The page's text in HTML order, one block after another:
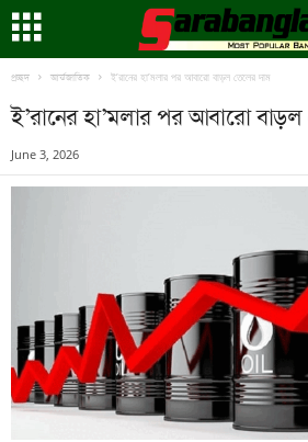
প্রচ্ছদ আর্ন্তজাতিক ই’রানের হা’মলার পর আবারো বাড়ল তেলের দাম
ই’রানের হা’মলার পর আবারো
June 3, 2026